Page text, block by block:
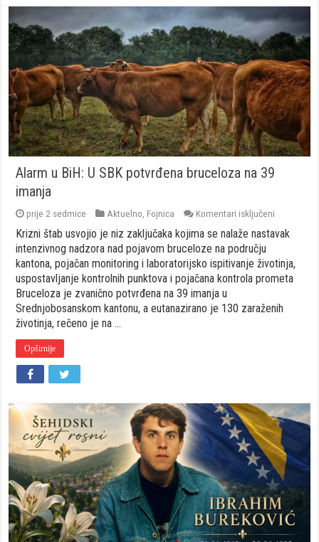
Alarm u BiH: U SBK potvrđena bruceloza na 39
imanja
prije 2 sedmice Aktuelno, Fojnica Komentari isključeni
u
U
SBK
potvrđena
na
39
Krizni štab usvojio je niz zaključaka kojima se nalaže nastavak
intenzivnog nadzora nad pojavom bruceloze na području
kantona, pojačan monitoring i laboratorijsko ispitivanje životinja,
uspostavljanje kontrolnih punktova i pojačana kontrola prometa
Bruceloza je zvanično potvrđena na 39 imanja u
Srednjobosanskom kantonu, a eutanazirano je 130 zaraženih
životinja, rečeno je na …
Opširnije